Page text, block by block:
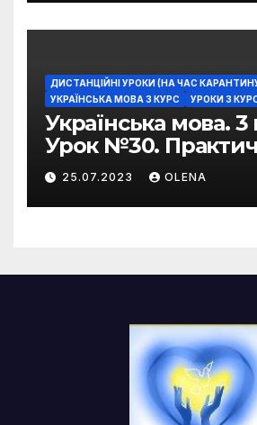
ДИСТАНЦІЙНІ УРОКИ (НА ЧАС
УКРАЇНСЬКА МОВА 3 КУРС
УРОКИ 3
Українська мова. 3
Урок №30.
риторика.
жанри.
25.07.2023 OLENA